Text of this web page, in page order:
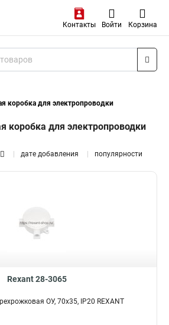
Контакты Войти Корзина
коробка для электропроводки
коробка для электропроводки
дате добавления популярности
Rexant 28-3065
ОУ, 70x35, IP20 REXANT